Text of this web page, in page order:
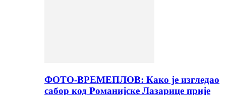
ФОТО-ВРЕМЕПЛОВ: Како је изгледао
сабор код Романијске Лазарице прије